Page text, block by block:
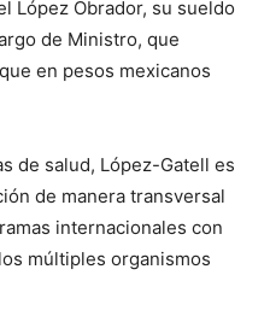
López Obrador, su sueldo
de Ministro, que
en pesos mexicanos
de salud, López-Gatell es
de manera transversal
internacionales con
múltiples organismos